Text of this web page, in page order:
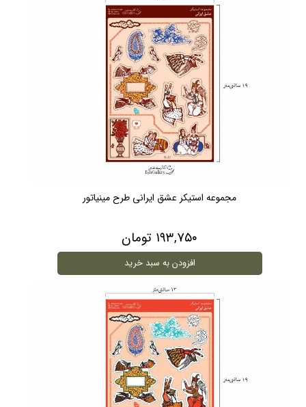
مجموعه استیکر عشق ایرانی طرح مینیاتور
۱۹۳,۷۵۰ تومان
افزودن به سبد خرید